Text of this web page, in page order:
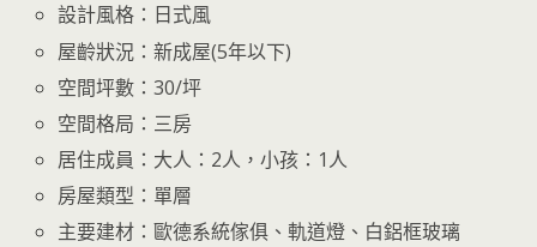
設計風格：日式風
屋齡狀況：新成屋(5年以下)
空間坪數：30/坪
空間格局：三房
居住成員：大人：2人，小孩：1人
房屋類型：單層
主要建材：歐德系統傢俱、軌道燈、白鋁框玻璃